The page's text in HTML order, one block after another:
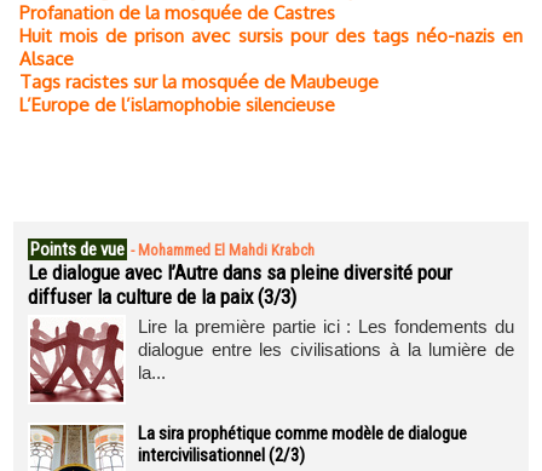
Profanation de la mosquée de Castres
Huit mois de prison avec sursis pour des tags néo-nazis en
Alsace
Tags racistes sur la mosquée de Maubeuge
L’Europe de l’islamophobie silencieuse
Points de vue - Mohammed El Mahdi Krabch
Le dialogue avec l’Autre dans sa pleine diversité pour
diffuser la culture de la paix (3/3)
Lire la première partie ici : Les fondements du
dialogue entre les civilisations à la lumière de
la...
La sira prophétique comme modèle de dialogue
intercivilisationnel (2/3)